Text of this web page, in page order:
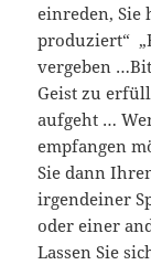
einreden, Sie
produziert“
vergeben
Geist zu
aufgeht …
empfangen
Sie dann
irgendeiner
oder einer
Lassen Sie